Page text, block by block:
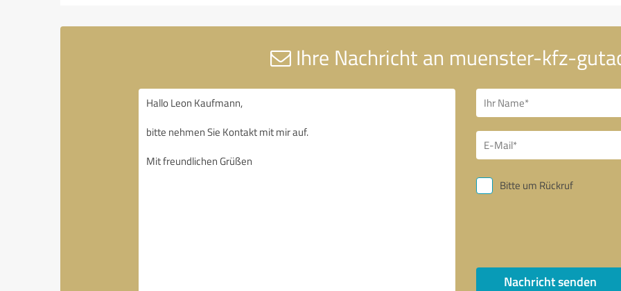
Ihre Nachricht an muenster-kfz-
Bitte um Rückruf
Nachricht senden